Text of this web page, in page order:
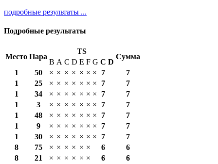
подробные результаты ...
Подробные результаты
Место Пара
TS
Сумма
B A C D E F G С D
1
50 × × × × × × × 7
7
1
25 × × × × × × × 7
7
1
34 × × × × × × × 7
7
1
3 × × × × × × × 7
7
1
48 × × × × × × × 7
7
1
9 × × × × × × × 7
7
1
30 × × × × × × × 7
7
8
75 × × × × × × 6
6
8
21 × × × × × × 6
6